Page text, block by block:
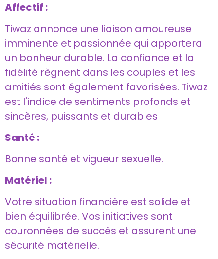
Affectif :
Tiwaz annonce une liaison amoureuse
imminente et passionnée qui apportera
un bonheur durable. La confiance et la
fidélité règnent dans les couples et les
amitiés sont également favorisées. Tiwaz
est l'indice de sentiments profonds et
sincères, puissants et durables
Santé :
Bonne santé et vigueur sexuelle.
Matériel :
Votre situation financière est solide et
bien équilibrée. Vos initiatives sont
couronnées de succès et assurent une
sécurité matérielle.